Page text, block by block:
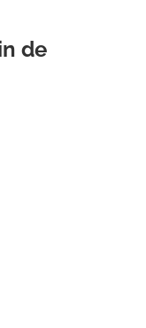
de